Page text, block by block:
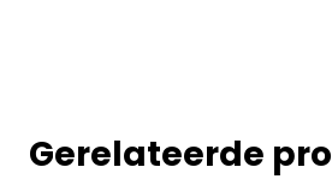
Gerelateerde